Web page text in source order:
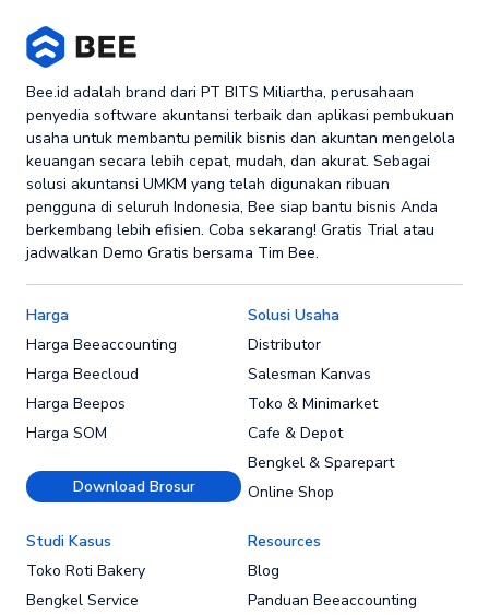
Bee.id adalah brand dari PT BITS Miliartha, perusahaan
penyedia software akuntansi terbaik dan aplikasi pembukuan
usaha untuk membantu pemilik bisnis dan akuntan mengelola
keuangan secara lebih cepat, mudah, dan akurat. Sebagai
solusi akuntansi UMKM yang telah digunakan ribuan
pengguna di seluruh Indonesia, Bee siap bantu bisnis Anda
berkembang lebih efisien. Coba sekarang! Gratis Trial atau
jadwalkan Demo Gratis bersama Tim Bee.
Harga
Harga Beeaccounting
Harga Beecloud
Harga Beepos
Harga SOM
Download Brosur
Solusi Usaha
Distributor
Salesman Kanvas
Toko & Minimarket
Cafe & Depot
Bengkel & Sparepart
Online Shop
Studi Kasus
Toko Roti Bakery
Bengkel Service
Resources
Blog
Panduan Beeaccounting